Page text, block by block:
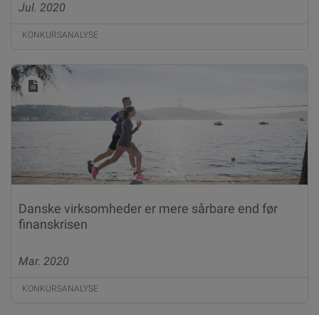
Jul. 2020
KONKURSANALYSE
Danske virksomheder er mere sårbare end før
finanskrisen
Mar. 2020
KONKURSANALYSE